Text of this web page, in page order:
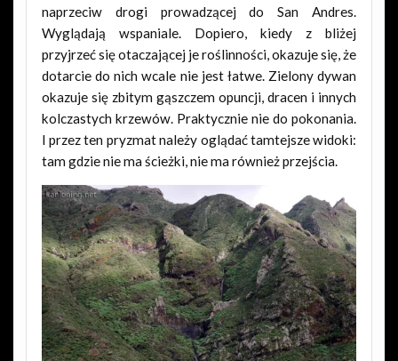
naprzeciw drogi prowadzącej do San Andres.
Wyglądają wspaniale. Dopiero, kiedy z bliżej
przyjrzeć się otaczającej je roślinności, okazuje się, że
dotarcie do nich wcale nie jest łatwe. Zielony dywan
okazuje się zbitym gąszczem opuncji, dracen i innych
kolczastych krzewów. Praktycznie nie do pokonania.
I przez ten pryzmat należy oglądać tamtejsze widoki:
tam gdzie nie ma ścieżki, nie ma również przejścia.